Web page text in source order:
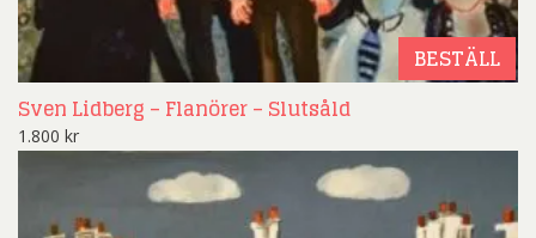
BESTÄLL
Sven Lidberg – Flanörer – Slutsåld
1.800 kr